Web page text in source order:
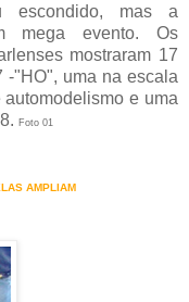
escondido, mas a
mega evento. Os
mostraram 17
-"HO", uma na escala
e uma
Foto 01
AMPLIAM